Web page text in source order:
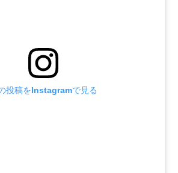
投稿をInstagramで見る